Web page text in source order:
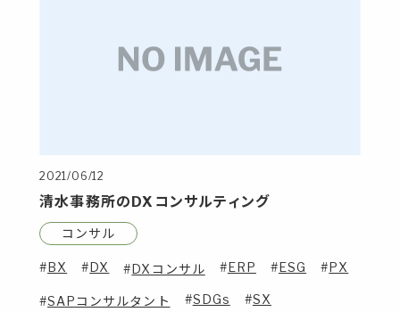
2021/06/12
清水事務所のDXコンサルティング
コンサル
BX DX DXコンサル ERP ESG PX
SAPコンサルタント SDGs SX